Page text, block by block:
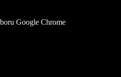
Google Chrome